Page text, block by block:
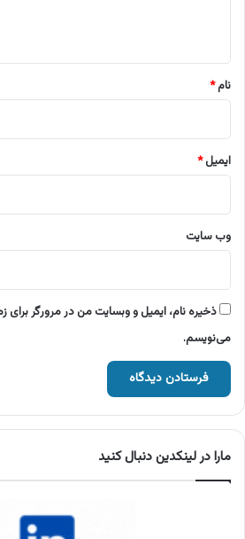
نام*
ایمیل*
وب‌ سایت
ذخیره نام، ایمیل و وبسایت من در مرورگر برای
می‌نویسم.
مارا در لینکدین دنبال کنید